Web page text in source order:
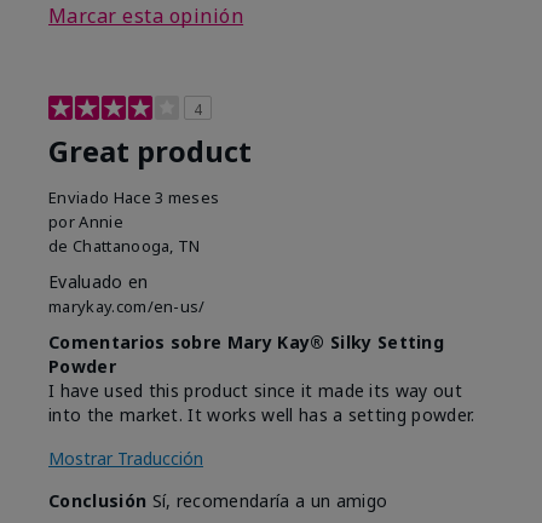
Marcar esta opinión
4
Great product
Enviado Hace 3 meses
porAnnie
de Chattanooga, TN
Evaluado en
marykay.com/en-us/
Comentarios sobre Mary Kay® Silky Setting
Powder
I have used this product since it made its way out
into the market. It works well has a setting powder.
Mostrar Traducción
Conclusión Sí, recomendaría a un amigo